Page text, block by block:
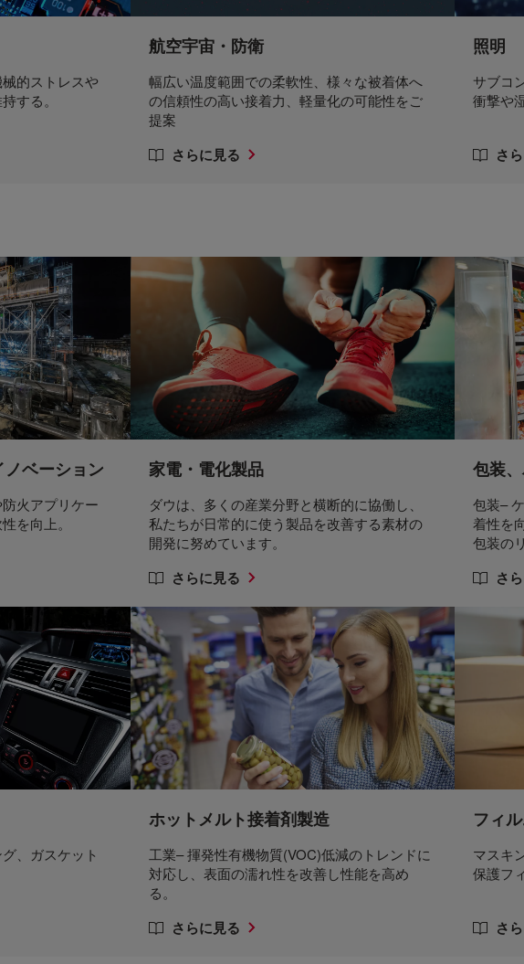
的ストレスや
する。
航空宇宙・防衛
幅広い温度範囲での柔軟性、様々な被着体へ
の信頼性の高い接着力、軽量化の可能性をご
提案
さらに見る
照明
サブコ
衝撃や
さ
ベーション
火アプリケー
を向上。
家電・電化製品
ダウは、多くの産業分野と横断的に協働し、
私たちが日常的に使う製品を改善する素材の
開発に努めています。
さらに見る
包装
包装–
着性を
包装の
さ
、ガスケット
ホットメルト接着剤製造
工業– 揮発性有機物質(VOC)低減のトレンドに
対応し、表面の濡れ性を改善し性能を高め
る。
さらに見る
フィ
マスキ
保護フ
さ